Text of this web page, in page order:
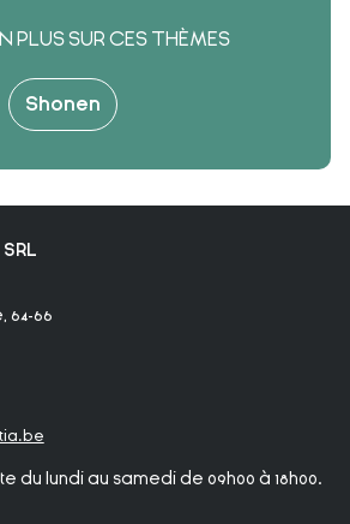
Shonen
PLUS SUR CES THÈMES
SRL
64-66
du lundi au samedi de 09h00 à 18h00.